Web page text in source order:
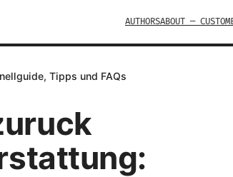
AUTHORSABOUT —
Tipps und FAQs